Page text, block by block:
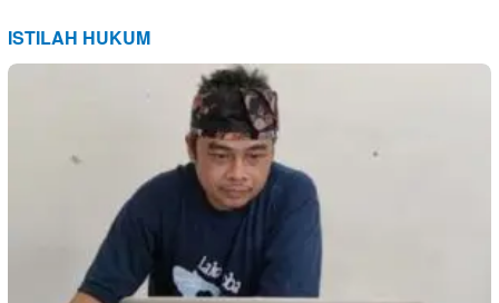
ISTILAH HUKUM